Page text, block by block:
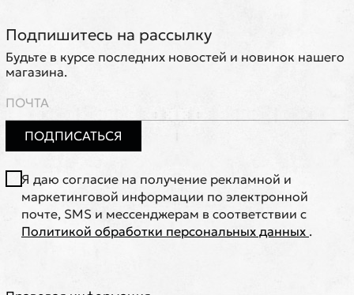
Подпишитесь на рассылку
Будьте в курсе последних новостей и новинок нашего
магазина.
ПОДПИСАТЬСЯ
Я даю согласие на получение рекламной и
маркетинговой информации по электронной
почте, SMS и мессенджерам в соответствии с
Политикой обработки персональных данных .